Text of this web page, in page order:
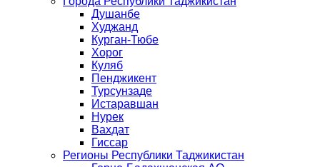
Душанбе
Худжанд
Курган-Тюбе
Хорог
Куляб
Пенджикент
Турсунзаде
Истаравшан
Нурек
Вахдат
Гиссар
Регионы Республики Таджикистан